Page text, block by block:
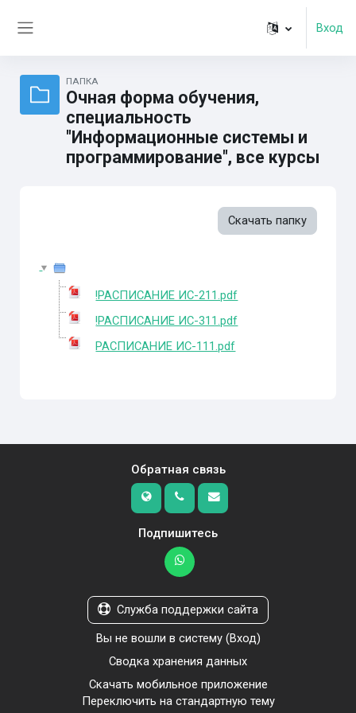
Вход
ПАПКА
Очная форма обучения,
специальность
"Информационные системы и
программирование", все курсы
Скачать папку
!РАСПИСАНИЕ ИС-211.pdf
!РАСПИСАНИЕ ИС-311.pdf
РАСПИСАНИЕ ИС-111.pdf
Обратная связь
Подпишитесь
Служба поддержки сайта
Вы не вошли в систему (Вход)
Сводка хранения данных
Скачать мобильное приложение
Переключить на стандартную тему